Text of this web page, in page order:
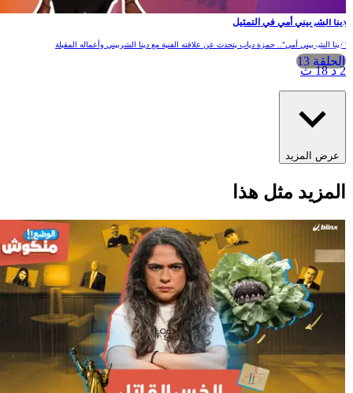
الحلقة 13
دينا الشربيني أمي في التمثيل
"دينا الشربيني أمي".. حمزة دياب يتحدث عن علاقته الفنية مع دينا الشربيني وأعماله المقبلة
عرض المزيد
المزيد مثل هذا